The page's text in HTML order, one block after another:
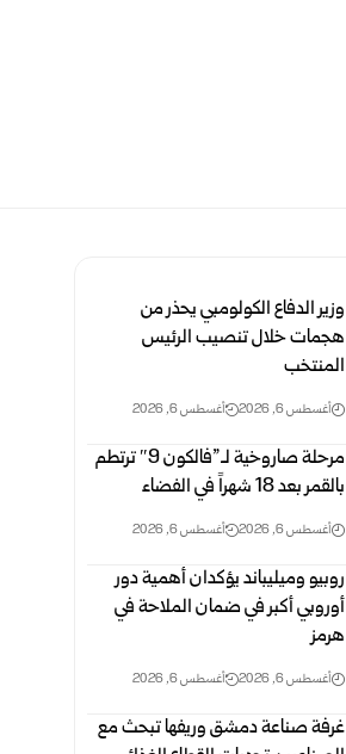
وزير الدفاع الكولومبي يحذر من
هجمات خلال تنصيب الرئيس
المنتخب
أغسطس 6, 2026 أغسطس 6, 2026
مرحلة صاروخية لـ”فالكون 9″ ترتطم
بالقمر بعد 18 شهراً في الفضاء
أغسطس 6, 2026 أغسطس 6, 2026
روبيو وميليباند يؤكدان أهمية دور
أوروبي أكبر في ضمان الملاحة في
هرمز
أغسطس 6, 2026 أغسطس 6, 2026
غرفة صناعة دمشق وريفها تبحث مع